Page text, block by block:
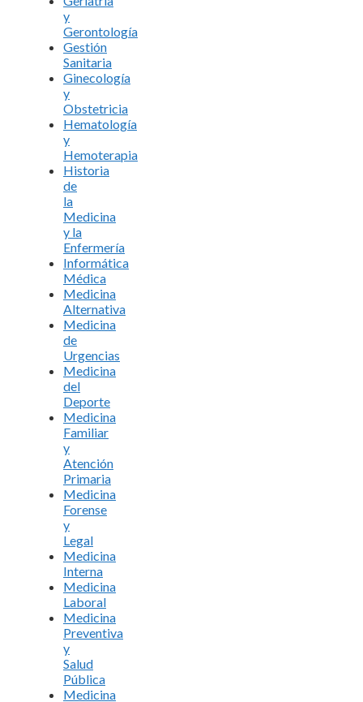
y
Gerontología
Gestión
Sanitaria
Ginecología
y
Obstetricia
Hematología
y
Hemoterapia
Historia
de
la
Medicina
y la
Enfermería
Informática
Médica
Medicina
Alternativa
Medicina
de
Urgencias
Medicina
del
Deporte
Medicina
Familiar
y
Atención
Primaria
Medicina
Forense
y
Legal
Medicina
Interna
Medicina
Laboral
Medicina
Preventiva
y
Salud
Pública
Medicina